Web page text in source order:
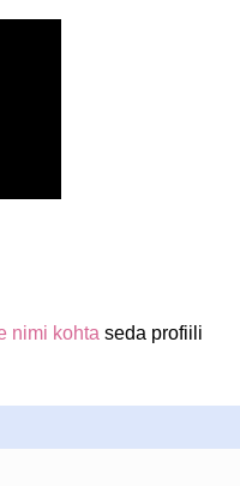
nimi kohta seda profiili